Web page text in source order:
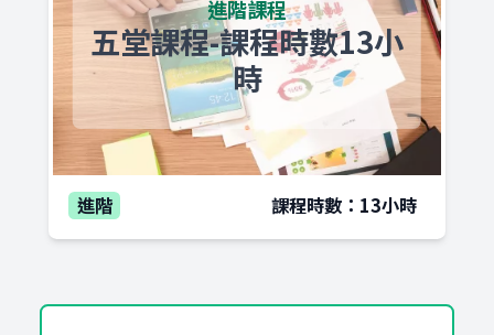
進階課程
五堂課程-課程時數13小
時
進階 課程時數：13小時